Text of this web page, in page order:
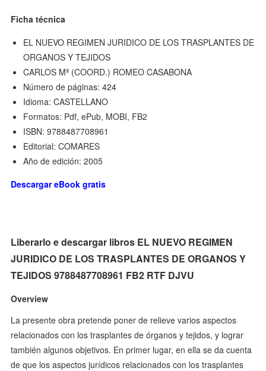
Ficha técnica
EL NUEVO REGIMEN JURIDICO DE LOS TRASPLANTES DE
ORGANOS Y TEJIDOS
CARLOS Mª (COORD.) ROMEO CASABONA
Número de páginas: 424
Idioma: CASTELLANO
Formatos: Pdf, ePub, MOBI, FB2
ISBN: 9788487708961
Editorial: COMARES
Año de edición: 2005
Descargar eBook gratis
Liberarlo e descargar libros EL NUEVO REGIMEN
JURIDICO DE LOS TRASPLANTES DE ORGANOS Y
TEJIDOS 9788487708961 FB2 RTF DJVU
Overview
La presente obra pretende poner de relieve varios aspectos
relacionados con los trasplantes de órganos y tejidos, y lograr
también algunos objetivos. En primer lugar, en ella se da cuenta
de que los aspectos jurídicos relacionados con los trasplantes